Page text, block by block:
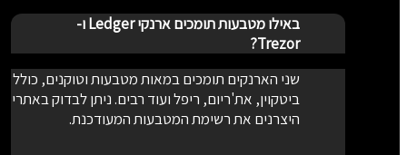
באילו מטבעות תומכים ארנקי Ledger ו-
Trezor?
שני הארנקים תומכים במאות מטבעות וטוקנים, כולל
ביטקוין, את'ריום, ריפל ועוד רבים. ניתן לבדוק באתרי
היצרנים את רשימת המטבעות המעודכנת.